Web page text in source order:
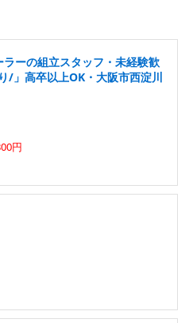
ーの組立スタッフ・未経験歓
/」高卒以上OK・大阪市西淀川
円